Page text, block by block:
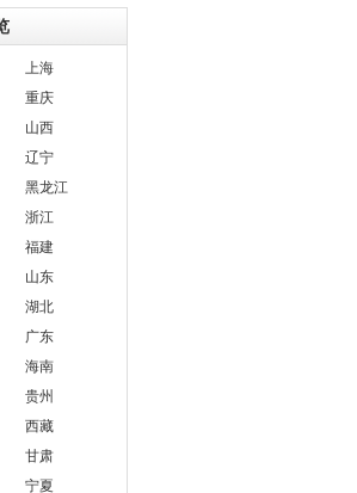
上海
重庆
山西
辽宁
黑龙江
浙江
福建
山东
湖北
广东
海南
贵州
西藏
甘肃
宁夏